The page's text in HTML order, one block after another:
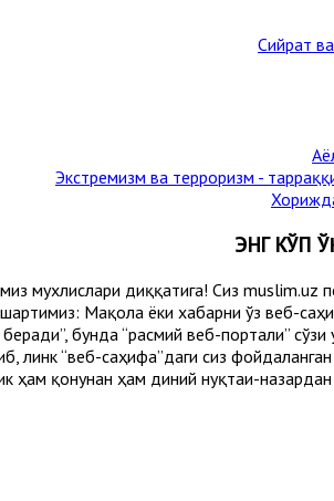
Сийрат
Экстремизм ва терроризм -
ЭНГ КЎП
мухлислари диққатига! Сиз muslim.uz
Мақола ёки хабарни ўз веб-
бунда “расмий веб-портали” сўзи
линк “веб-саҳифа”даги сиз
ҳам қонунан ҳам диний нуқтаи-